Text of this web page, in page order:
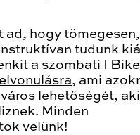
ad, hogy tömegesen,
tudunk
a szombati
I Bike
, ami
lehetőségét,
Minden
velünk!